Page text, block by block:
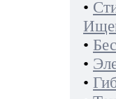
•
•
•
•